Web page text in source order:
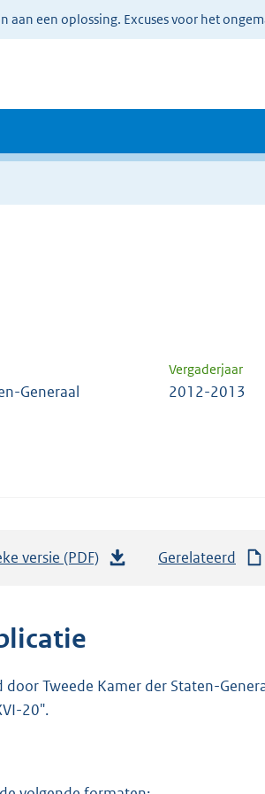
een oplossing. Excuses voor het
Vergaderjaar
Generaal 2012-2013
versie (PDF)
n
Gerelateerd
Tweede Kamer der Staten-
20".